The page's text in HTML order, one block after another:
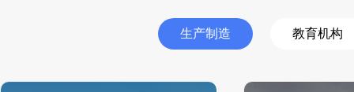
生产制造 教育机构